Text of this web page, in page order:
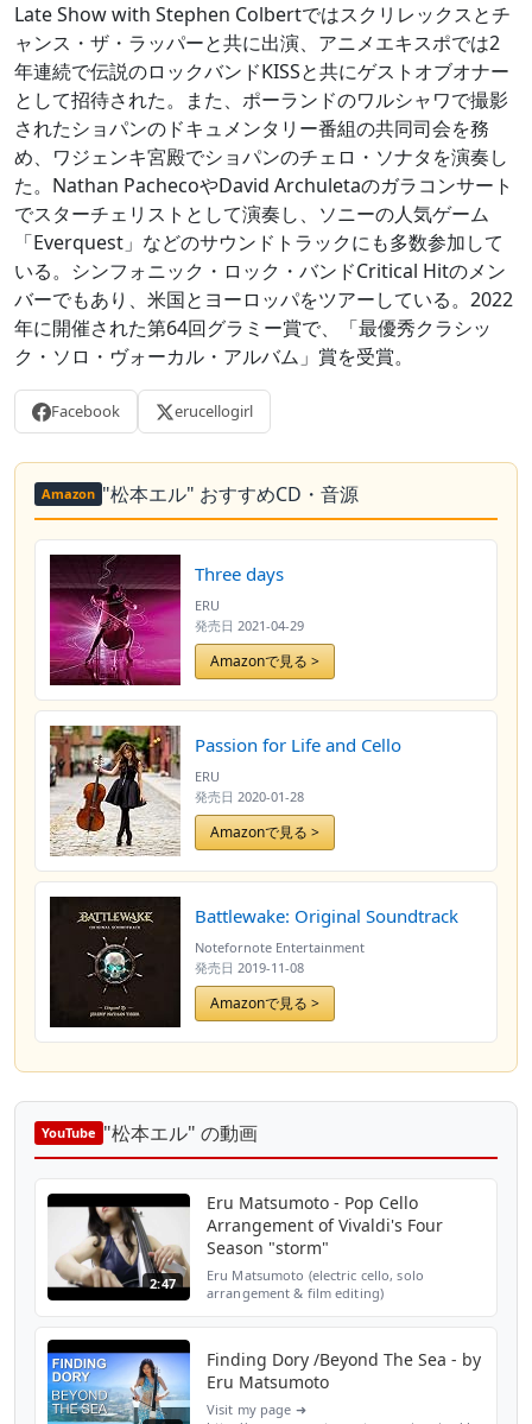
Late Show with Stephen Colbertではスクリレックスとチ
ャンス・ザ・ラッパーと共に出演、アニメエキスポでは2
年連続で伝説のロックバンドKISSと共にゲストオブオナー
として招待された。また、ポーランドのワルシャワで撮影
されたショパンのドキュメンタリー番組の共同司会を務
め、ワジェンキ宮殿でショパンのチェロ・ソナタを演奏し
た。Nathan PachecoやDavid Archuletaのガラコンサート
でスターチェリストとして演奏し、ソニーの人気ゲーム
「Everquest」などのサウンドトラックにも多数参加して
いる。シンフォニック・ロック・バンドCritical Hitのメン
バーでもあり、米国とヨーロッパをツアーしている。2022
年に開催された第64回グラミー賞で、「最優秀クラシッ
ク・ソロ・ヴォーカル・アルバム」賞を受賞。
Facebook erucellogirl
Amazon "松本エル" おすすめCD・音源
Three days
ERU
発売日 2021-04-29
Amazonで見る >
Passion for Life and Cello
ERU
発売日 2020-01-28
Amazonで見る >
Battlewake: Original Soundtrack
Notefornote Entertainment
発売日 2019-11-08
Amazonで見る >
YouTube "松本エル" の動画
2:47
Eru Matsumoto - Pop Cello
Arrangement of Vivaldi's Four
Season "storm"
Eru Matsumoto (electric cello, solo
arrangement & film editing)
Wan...
Finding Dory /Beyond The Sea - by
Eru Matsumoto
Visit my page ➜